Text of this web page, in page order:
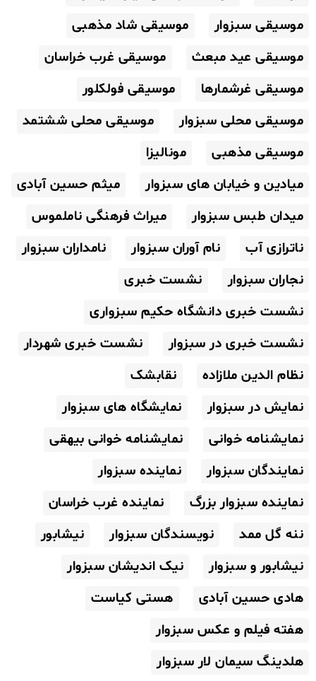
موسیقی سبزوار
موسیقی شاد مذهبی
موسیقی عید مبعث
موسیقی غرب خراسان
موسیقی غرشمارها
موسیقی فولکلور
موسیقی محلی سبزوار
موسیقی محلی ششتمد
موسیقی مذهبی
مونالیزا
میادین و خیابان های سبزوار
میثم حسین آبادی
میدان طبس سبزوار
میراث فرهنگی ناملموس
ناترازی آب
نام آوران سبزوار
نامداران سبزوار
نجاران سبزوار
نشست خبری
نشست خبری دانشگاه حکیم سبزواری
نشست خبری در سبزوار
نشست خبری شهردار
نظام الدین ملازاده
نقابشک
نمایش در سبزوار
نمایشگاه های سبزوار
نمایشنامه خوانی
نمایشنامه خوانی بیهقی
نمایندگان سبزوار
نماینده سبزوار
نماینده سبزوار بزرگ
نماینده غرب خراسان
ننه گل ممد
نویسندگان سبزوار
نیشابور
نیشابور و سبزوار
نیک اندیشان سبزوار
هادی حسین آبادی
هستی کیاست
هفته فیلم و عکس سبزوار
هلدینگ سیمان لار سبزوار